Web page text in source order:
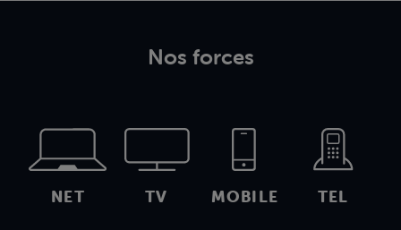
Nos forces
NET TV MOBILE TEL